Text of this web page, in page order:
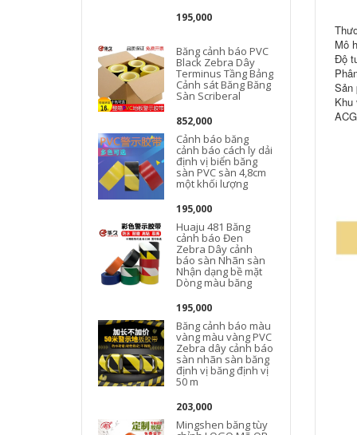
195,000
Băng cảnh báo PVC
Black Zebra Dây
Terminus Tầng Bảng
Cảnh sát Băng Băng
Sàn Scriberal
852,000
Cảnh báo băng
cảnh báo cách ly dải
định vị biển băng
sàn PVC sàn 4,8cm
một khối lượng
195,000
Huaju 481 Băng
cảnh báo Đen
Zebra Dây cảnh
báo sàn Nhãn sàn
Nhận dạng bề mặt
Dòng màu băng
195,000
Băng cảnh báo màu
vàng màu vàng PVC
Zebra dây cảnh báo
sàn nhãn sàn băng
định vị băng định vị
50 m
203,000
Mingshen băng tùy
Mô
Độ
Sản
Khu